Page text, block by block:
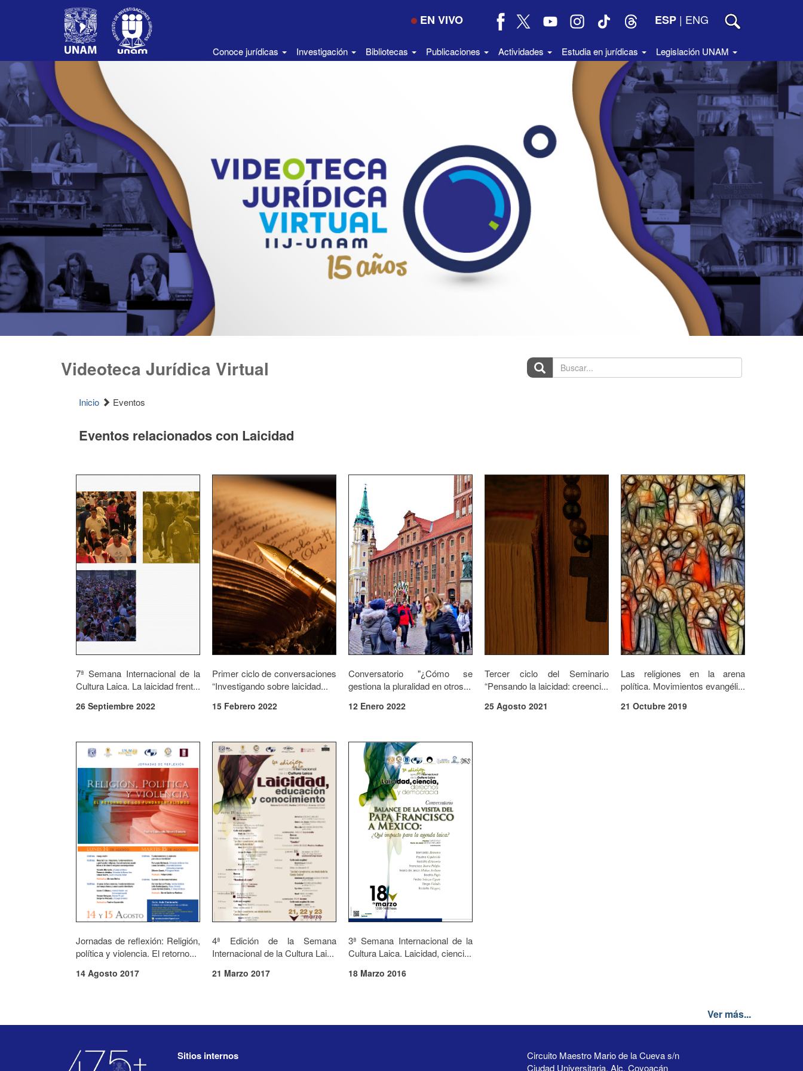
EN VIVO ESP | ENG
Conoce jurídicas Investigación Bibliotecas Publicaciones Actividades Estudia en jurídicas Legislación UNAM
Videoteca Jurídica Virtual Buscar...
Inicio Eventos
Eventos relacionados con Laicidad
7ª Semana Internacional de la
Cultura Laica. La laicidad frent...
26 Septiembre 2022
Primer ciclo de conversaciones
“Investigando sobre laicidad...
15 Febrero 2022
Conversatorio "¿Cómo se
gestiona la pluralidad en otros...
12 Enero 2022
Tercer ciclo del Seminario
“Pensando la laicidad: creenci...
25 Agosto 2021
Las religiones en la arena
política. Movimientos evangéli...
21 Octubre 2019
Jornadas de reflexión: Religión,
política y violencia. El retorno...
14 Agosto 2017
4ª Edición de la Semana
Internacional de la Cultura Lai...
21 Marzo 2017
3ª Semana Internacional de la
Cultura Laica. Laicidad, cienci...
18 Marzo 2016
Ver más...
Circuito Maestro Mario de la Cueva s/n
Ciudad Universitaria, Alc. Coyoacán
Sitios internos